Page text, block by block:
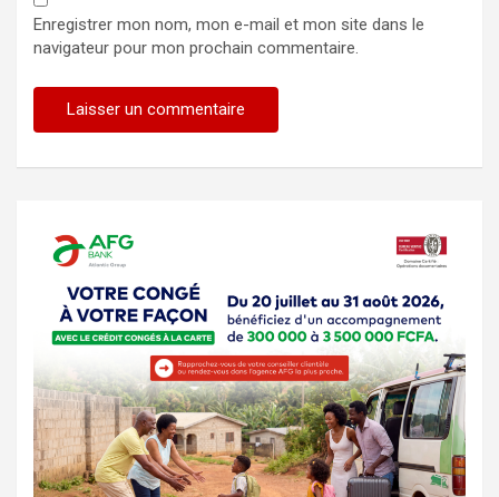
Enregistrer mon nom, mon e-mail et mon site dans le
navigateur pour mon prochain commentaire.